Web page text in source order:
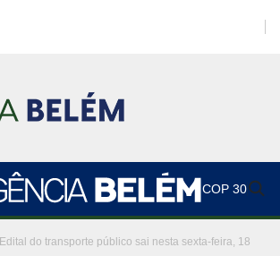
COP 30
Edital do transporte público sai nesta sexta-feira, 18